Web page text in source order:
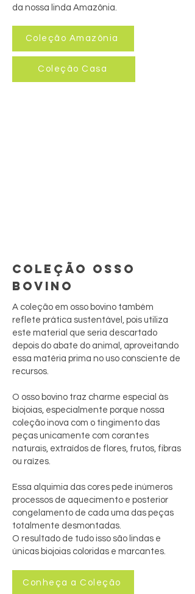
da nossa linda Amazônia.
Coleção Amazônia
Coleção Casa
COLEÇÃO OSSO
BOVINO
A coleção em osso bovino também
reflete prática sustentável, pois utiliza
este material que seria descartado
depois do abate do animal, aproveitando
essa matéria prima no uso consciente de
recursos.
O osso bovino traz charme especial às
biojoias, especialmente porque nossa
coleção inova com o tingimento das
peças unicamente com corantes
naturais, extraídos de flores, frutos, fibras
ou raízes.
Essa alquimia das cores pede inúmeros
processos de aquecimento e posterior
congelamento de cada uma das peças
totalmente desmontadas.
O resultado de tudo isso são lindas e
únicas biojoias coloridas e marcantes.
Conheça a Coleção